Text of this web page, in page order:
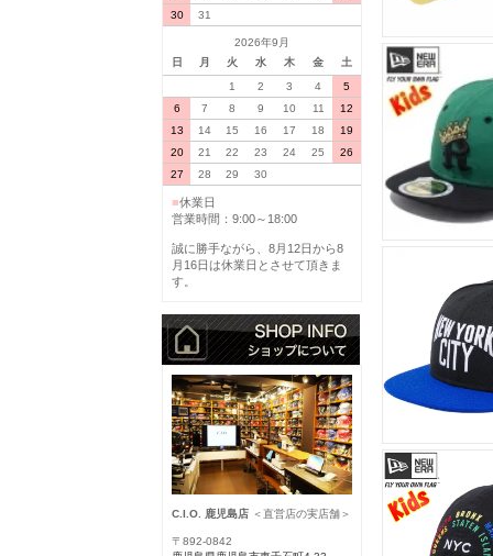
30
31
2026年9月
日
月 火 水 木 金
土
1
2 3 4
5
6
7 8 9 10 11
12
13
14 15 16 17 18
19
20
21 22 23 24 25
26
27
28 29 30
■休業日
営業時間：9:00～18:00
誠に勝手ながら、8月12日から8
月16日は休業日とさせて頂きま
す。
C.I.O. 鹿児島店 ＜直営店の実店舗＞
〒892-0842